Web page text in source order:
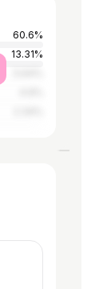
60.6%
13.31%